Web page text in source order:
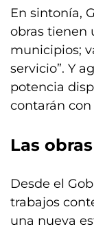
En sintonía,
obras tienen
municipios;
servicio”. Y
potencia
contarán con
Las obras
Desde el
trabajos
una nueva